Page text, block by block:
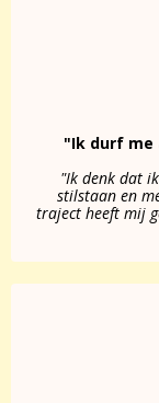
"Ik durf me
"Ik denk dat
stilstaan en
traject heeft mij